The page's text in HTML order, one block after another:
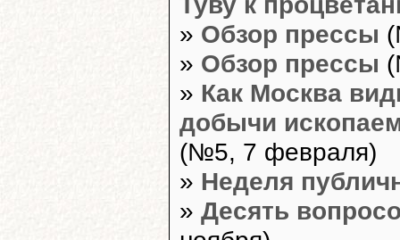
» Обзор прессы
» Обзор прессы
» Как Москва
добычи
(№5, 7 февраля)
» Неделя
» Десять